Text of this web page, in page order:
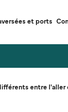
et ports
entre l'aller